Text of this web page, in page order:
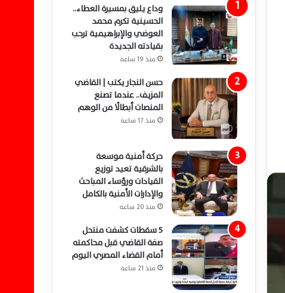
وداع يليق بمسيرة العطاء..
الحسينية تكرم محمد
العوضي والإبراهيمية ترحب
بقيادته الجديدة
منذ 19 ساعة
حسن النجار يكتب | القاضي
المزيف.. عندما تصنع
المنصات أبطالًا من الوهم
منذ 17 ساعة
حركة أمنية موسعة
بالشرقية تعيد توزيع
القيادات ورؤساء المباحث
والإدارات الأمنية بالكامل
منذ 20 ساعة
5 سقطات كشفت منتحل
صفة القاضي قبل محاكمته
أمام القضاء المصري اليوم
منذ 21 ساعة